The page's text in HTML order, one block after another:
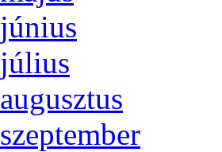
jú­ni­us
jú­li­us
au­gusz­tus
szep­tem­ber